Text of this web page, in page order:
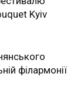
Kyiv
філармонії